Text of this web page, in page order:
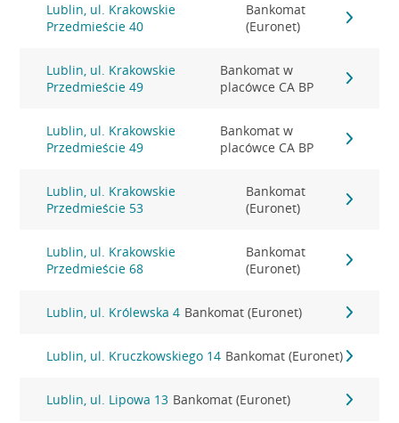
Lublin, ul. Krakowskie
Przedmieście 40
Bankomat
(Euronet)
Lublin, ul. Krakowskie
Przedmieście 49
Bankomat w
placówce CA BP
Lublin, ul. Krakowskie
Przedmieście 49
Bankomat w
placówce CA BP
Lublin, ul. Krakowskie
Przedmieście 53
Bankomat
(Euronet)
Lublin, ul. Krakowskie
Przedmieście 68
Bankomat
(Euronet)
Lublin, ul. Królewska 4 Bankomat (Euronet)
Lublin, ul. Kruczkowskiego 14 Bankomat (Euronet)
Lublin, ul. Lipowa 13 Bankomat (Euronet)